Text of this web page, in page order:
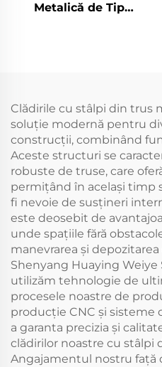
Metalică de Tip
din Oțel
Clădirile cu stâlpi din trus
soluție modernă pentru
construcții, combinând
Aceste structuri se
robuste de truse, care
permițând în același timp
fi nevoie de susțineri
este deosebit de
unde spațiile fără
manevrarea și
Shenyang Huaying Weiye
utilizăm tehnologie de
procesele noastre de
producție CNC și sisteme
a garanta precizia și
clădirilor noastre cu stâlpi
Angajamentul nostru față